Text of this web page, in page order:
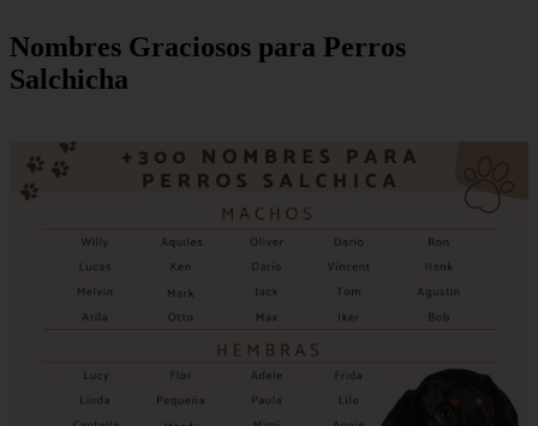
Nombres Graciosos para Perros
Salchicha